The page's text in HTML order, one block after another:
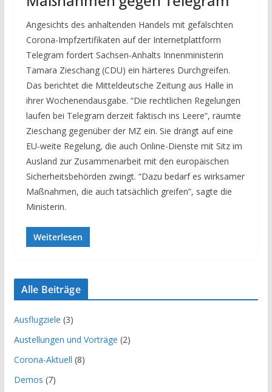
Angesichts des anhaltenden Handels mit gefälschten
Corona-Impfzertifikaten auf der Internetplattform
Telegram fordert Sachsen-Anhalts Innenministerin
Tamara Zieschang (CDU) ein härteres Durchgreifen.
Das berichtet die Mitteldeutsche Zeitung aus Halle in
ihrer Wochenendausgabe. “Die rechtlichen Regelungen
laufen bei Telegram derzeit faktisch ins Leere”, räumte
Zieschang gegenüber der MZ ein. Sie drängt auf eine
EU-weite Regelung, die auch Online-Dienste mit Sitz im
Ausland zur Zusammenarbeit mit den europäischen
Sicherheitsbehörden zwingt. “Dazu bedarf es wirksamer
Maßnahmen, die auch tatsächlich greifen”, sagte die
Ministerin.
Weiterlesen
Alle Beiträge
Ausflugziele (3)
Austellungen und Vorträge (2)
Corona-Aktuell (8)
Demos (7)